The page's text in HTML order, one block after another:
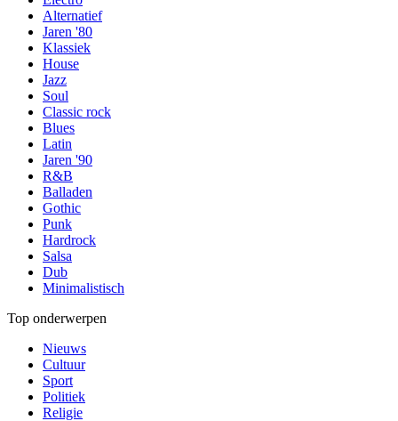
Alternatief
Jaren '80
Klassiek
House
Jazz
Soul
Classic rock
Blues
Latin
Jaren '90
R&B
Balladen
Gothic
Punk
Hardrock
Salsa
Dub
Minimalistisch
Top onderwerpen
Nieuws
Cultuur
Sport
Politiek
Religie